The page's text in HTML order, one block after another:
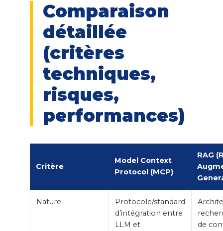
Comparaison
détaillée
(critères
techniques,
risques,
performances)
Critère
Model Context
Protocol (MCP)
RAG
Nature
Protocole/standard
d’intégration entre
LLM et
de